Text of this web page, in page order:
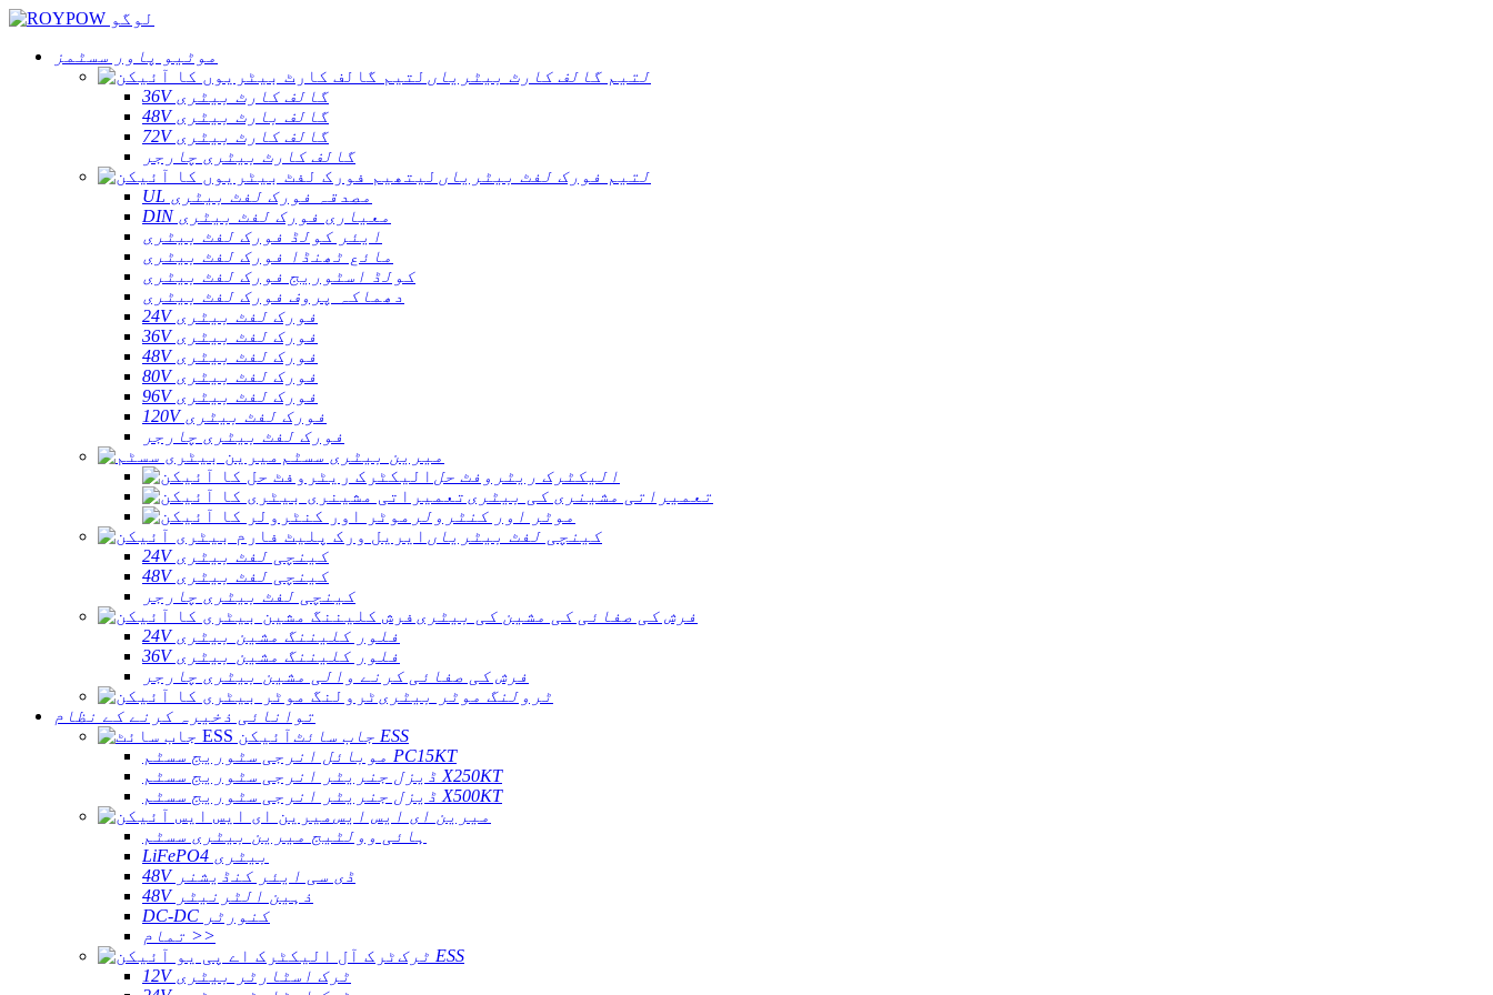
موٹیو پاور سسٹمز
لتیم گالف کارٹ بیٹریاں
36V گالف کارٹ بیٹری
48V گالف بارٹ بیٹری
72V گالف کارٹ بیٹری
گالف کارٹ بیٹری چارجر
لتیم فورک لفٹ بیٹریاں
UL مصدقہ فورک لفٹ بیٹری
DIN معیاری فورک لفٹ بیٹری
ایئر کولڈ فورک لفٹ بیٹری
مائع ٹھنڈا فورک لفٹ بیٹری
کولڈ اسٹوریج فورک لفٹ بیٹری
دھماکہ پروف فورک لفٹ بیٹری
24V فورک لفٹ بیٹری
36V فورک لفٹ بیٹری
48V فورک لفٹ بیٹری
80V فورک لفٹ بیٹری
96V فورک لفٹ بیٹری
120V فورک لفٹ بیٹری
فورک لفٹ بیٹری چارجر
میرین بیٹری سسٹم
الیکٹرک ریٹروفٹ حل
تعمیراتی مشینری کی بیٹری
موٹر اور کنٹرولر
کینچی لفٹ بیٹریاں
24V کینچی لفٹ بیٹری
48V کینچی لفٹ بیٹری
کینچی لفٹ بیٹری چارجر
فرش کی صفائی کی مشین کی بیٹری
24V فلور کلیننگ مشین بیٹری
36V فلور کلیننگ مشین بیٹری
فرش کی صفائی کرنے والی مشین بیٹری چارجر
ٹرولنگ موٹر بیٹری
توانائی ذخیرہ کرنے کے نظام
جاب سائٹ ESS
موبائل انرجی سٹوریج سسٹم PC15KT
ڈیزل جنریٹر انرجی سٹوریج سسٹم X250KT
ڈیزل جنریٹر انرجی سٹوریج سسٹم X500KT
میرین ای ایس ایس
ہائی وولٹیج میرین بیٹری سسٹم
LiFePO4 بیٹری
48V ڈی سی ایئر کنڈیشنر
48V ذہین الٹرنیٹر
DC-DC کنورٹر
تمام >>
ٹرک ESS
12V ٹرک اسٹارٹر بیٹری